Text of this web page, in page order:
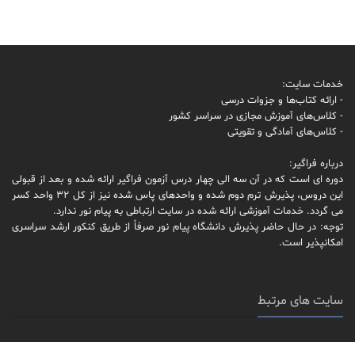
خدمات سایت:
- ارائه کتاب‌ها و جزوات درسی
- کلاس‌های آموزش مجازی در سراسر کشور
- کلاس‌های آمادگی و تقویتی
درباره فراگیر:
دوره ای است که در آن سه الی چهار درس آزمون فراگیر ارائه شده و بعد از قبولی
این دروس، پذیرش ترم دوم شده و واحدهای پاس شده نیز از کل 32 واحد کسر
می گردد. خدمات آموزشی ارائه شده در سایت ارتباطی به پیام نور ندارد.
توجه: در حال حاضر پذیرش دانشگاه پیام نور صرفاً از طریق کنکور ارشد سراسری
امکانپذیر است.
سایت های مرتبط